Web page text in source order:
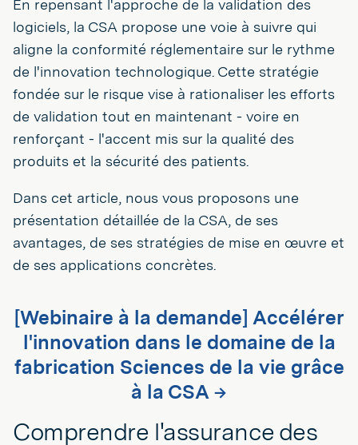
En repensant l'approche de la validation des
logiciels, la CSA propose une voie à suivre qui
aligne la conformité réglementaire sur le rythme
de l'innovation technologique. Cette stratégie
fondée sur le risque vise à rationaliser les efforts
de validation tout en maintenant - voire en
renforçant - l'accent mis sur la qualité des
produits et la sécurité des patients.
Dans cet article, nous vous proposons une
présentation détaillée de la CSA, de ses
avantages, de ses stratégies de mise en œuvre et
de ses applications concrètes.
[Webinaire à la demande] Accélérer
l'innovation dans le domaine de la
fabrication Sciences de la vie grâce
à la CSA →
Comprendre l'assurance des